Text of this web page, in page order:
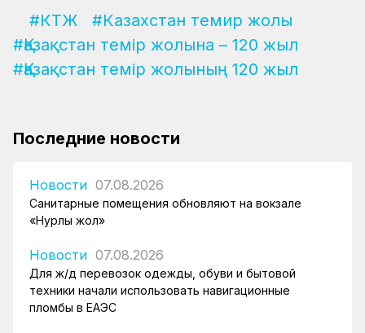
#КТЖ
#Казахстан темир жолы
#Қазақстан темір жолына – 120 жыл
#Қазақстан темір жолының 120 жыл
Последние новости
Новости 07.08.2026
Санитарные помещения обновляют на вокзале
«Нурлы жол»
Новости 07.08.2026
Для ж/д перевозок одежды, обуви и бытовой
техники начали использовать навигационные
пломбы в ЕАЭС